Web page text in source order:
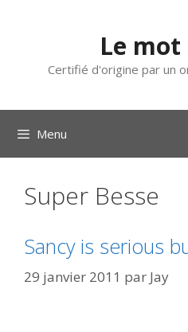
Le mot
Certifié d'origine par un
Menu
Super Besse
Sancy is serious
29 janvier 2011 par Jay